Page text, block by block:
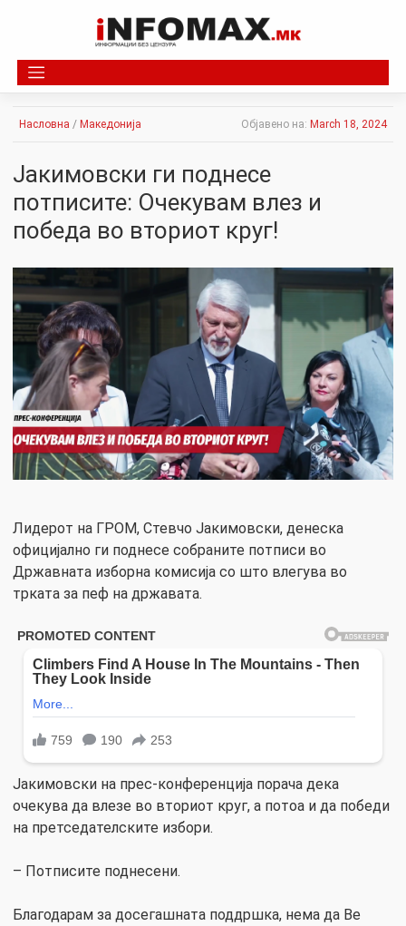
Насловна / Македонија Објавено на: March 18, 2024
Јакимовски ги поднесе
потписите: Очекувам влез и
победа во вториот круг!
Лидерот на ГРОМ, Стевчо Јакимовски, денеска
официјално ги поднесе собраните потписи во
Државната изборна комисија со што влегува во
трката за пеф на државата.
Јакимовски на прес-конференција порача дека
очекува да влезе во вториот круг, а потоа и да победи
на претседателските избори.
– Потписите поднесени.
Благодарам за досегашната поддршка, нема да Ве